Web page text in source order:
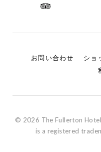
お問い合わせ ショ
© 2026 The Fullerton
is a registered